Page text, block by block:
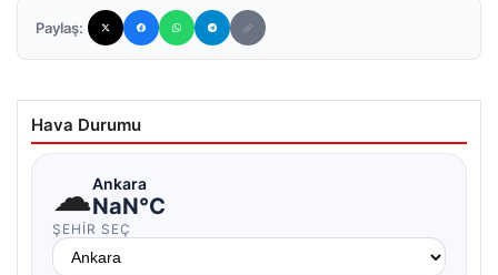
Paylaş:
Hava Durumu
☁Ankara
NaN°C
ŞEHIR SEÇ